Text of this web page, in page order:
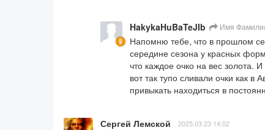
HakykaHuBaTeJIb Имя
Напомню тебе, что в прошлом
середине сезона у красных
что каждое очко на вес золота.
вот так тупо сливали очки как
привыкать находиться в
Сергей Лемской 2025.03.23 14:02